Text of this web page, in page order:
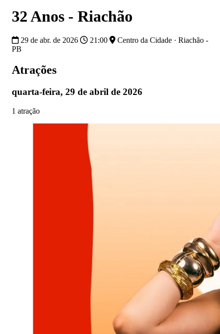
32 Anos - Riachão
29 de abr. de 2026 21:00
Centro da Cidade · Riachão -
PB
Atrações
quarta-feira, 29 de abril de 2026
1 atração